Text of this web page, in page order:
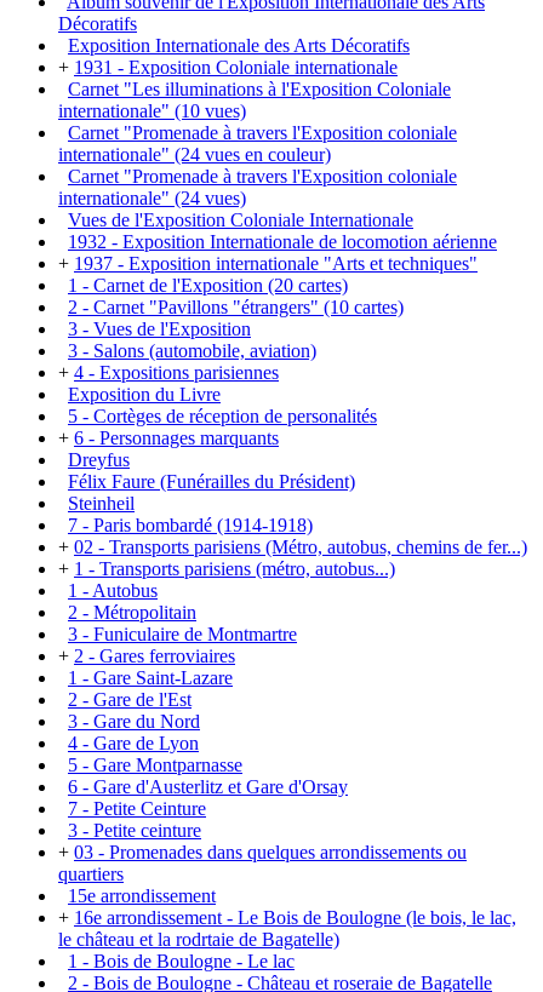
Décoratifs
Exposition Internationale des Arts Décoratifs
+ 1931 - Exposition Coloniale internationale
Carnet "Les illuminations à l'Exposition Coloniale
internationale" (10 vues)
Carnet "Promenade à travers l'Exposition coloniale
internationale" (24 vues en couleur)
Carnet "Promenade à travers l'Exposition coloniale
internationale" (24 vues)
Vues de l'Exposition Coloniale Internationale
1932 - Exposition Internationale de locomotion aérienne
+ 1937 - Exposition internationale "Arts et techniques"
1 - Carnet de l'Exposition (20 cartes)
2 - Carnet "Pavillons "étrangers" (10 cartes)
3 - Vues de l'Exposition
3 - Salons (automobile, aviation)
+ 4 - Expositions parisiennes
Exposition du Livre
5 - Cortèges de réception de personalités
+ 6 - Personnages marquants
Dreyfus
Félix Faure (Funérailles du Président)
Steinheil
7 - Paris bombardé (1914-1918)
+ 02 - Transports parisiens (Métro, autobus, chemins de fer...)
+ 1 - Transports parisiens (métro, autobus...)
1 - Autobus
2 - Métropolitain
3 - Funiculaire de Montmartre
+ 2 - Gares ferroviaires
1 - Gare Saint-Lazare
2 - Gare de l'Est
3 - Gare du Nord
4 - Gare de Lyon
5 - Gare Montparnasse
6 - Gare d'Austerlitz et Gare d'Orsay
7 - Petite Ceinture
3 - Petite ceinture
+ 03 - Promenades dans quelques arrondissements ou
quartiers
15e arrondissement
+ 16e arrondissement - Le Bois de Boulogne (le bois, le lac,
le château et la rodrtaie de Bagatelle)
1 - Bois de Boulogne - Le lac
2 - Bois de Boulogne - Château et roseraie de Bagatelle